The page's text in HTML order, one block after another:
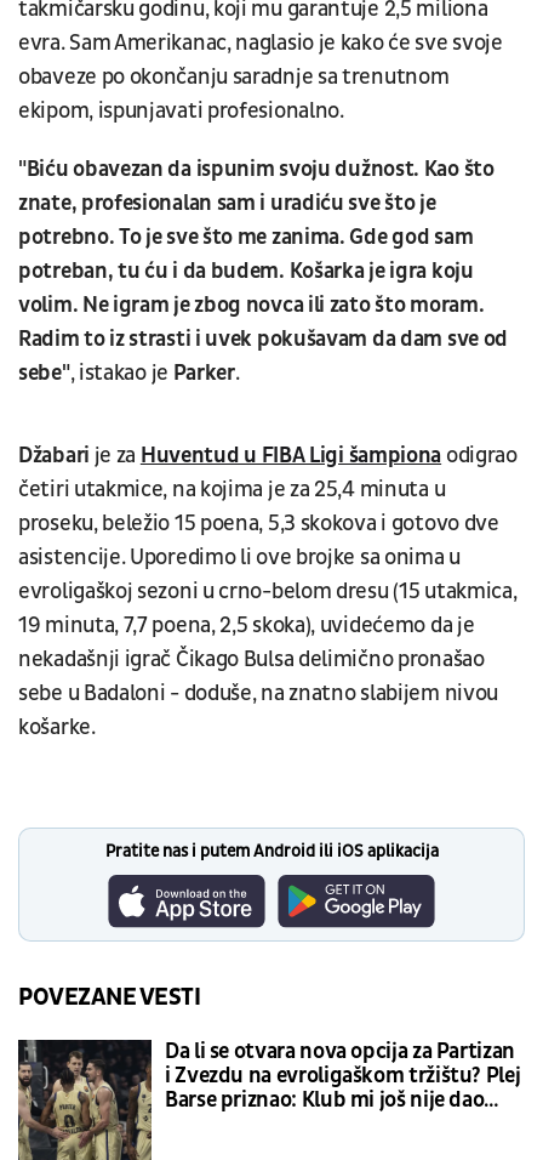
takmičarsku godinu, koji mu garantuje 2,5 miliona
evra. Sam Amerikanac, naglasio je kako će sve svoje
obaveze po okončanju saradnje sa trenutnom
ekipom, ispunjavati profesionalno.
"Biću obavezan da ispunim svoju dužnost. Kao što
znate, profesionalan sam i uradiću sve što je
potrebno. To je sve što me zanima. Gde god sam
potreban, tu ću i da budem. Košarka je igra koju
volim. Ne igram je zbog novca ili zato što moram.
Radim to iz strasti i uvek pokušavam da dam sve od
sebe", istakao je Parker.
Džabari je za Huventud u FIBA Ligi šampiona odigrao
četiri utakmice, na kojima je za 25,4 minuta u
proseku, beležio 15 poena, 5,3 skokova i gotovo dve
asistencije. Uporedimo li ove brojke sa onima u
evroligaškoj sezoni u crno-belom dresu (15 utakmica,
19 minuta, 7,7 poena, 2,5 skoka), uvidećemo da je
nekadašnji igrač Čikago Bulsa delimično pronašao
sebe u Badaloni - doduše, na znatno slabijem nivou
košarke.
Pratite nas i putem Android ili iOS aplikacija
POVEZANE VESTI
Da li se otvara nova opcija za Partizan
i Zvezdu na evroligaškom tržištu? Plej
Barse priznao: Klub mi još nije dao